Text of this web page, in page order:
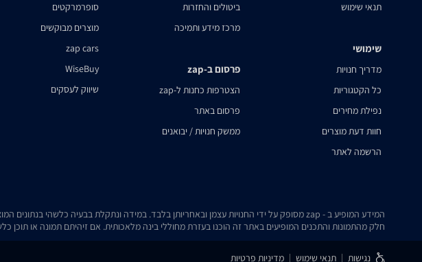
תנאי שימוש
שימושי
מדריך חנויות
כל הקטגוריות
נפילת מחירים
חוות דעת מוצרים
הרשמה לאתר
ביטולים והחזרות
מרכז מידע ותמיכה
פרסום ב-zap
הצטרפות כחנות ל-zap
פרסום באתר
ממשק חנויות / יבואנים
סופרמרקטים
מוצרים מבוקשים
zap cars
WiseBuy
שיווק לעסקים
המידע המופיע ב - zap מסופק על ידי החנויות עצמן ובאחריותן בלבד. במידה ונתקלת בבעיה כלשהי בנתונים המוצגים באתר, אנא שלח אלינו הודעה ואנו נטפל בעניין.
חלק מהתמונות והתכנים המופיעים באתר זה הוכנו בעזרת מחוללי בינה מלאכותית. אם זיהיתם תמונה או תוכן
נגישות תנאי שימוש מדיניות פרטיות